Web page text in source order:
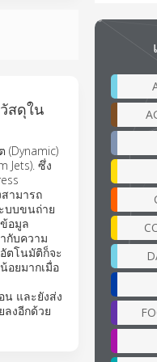
สดุใน
(Dynamic)
Jets). ซึ่ง
ามารถ
บบขนถ่าย
อมูล
กับความ
ตโนมัติก็จะ
อยมากเมื่อ
น และยังส่ง
งอีกด้วย